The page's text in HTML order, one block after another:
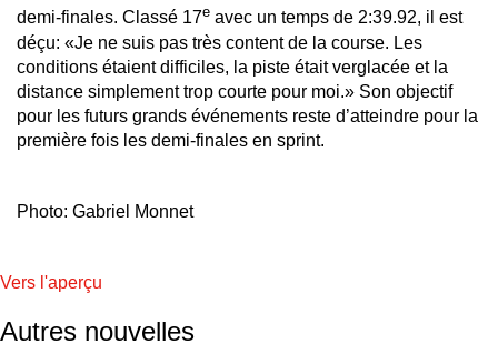
demi-finales. Classé 17e avec un temps de 2:39.92, il est
déçu: «Je ne suis pas très content de la course. Les
conditions étaient difficiles, la piste était verglacée et la
distance simplement trop courte pour moi.» Son objectif
pour les futurs grands événements reste d’atteindre pour la
première fois les demi-finales en sprint.
Photo: Gabriel Monnet
Vers l'aperçu
Autres nouvelles